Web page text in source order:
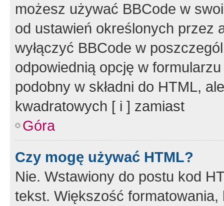
możesz używać BBCode w
od ustawień określonych przez
wyłączyć BBCode w
odpowiednią opcję w
podobny w składni do HTML,
kwadratowych [ i ] zamiast
Góra
Czy mogę używać HTML?
Nie. Wstawiony do postu kod
tekst. Większość